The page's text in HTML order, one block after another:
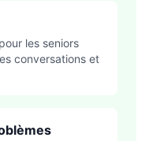
les seniors
conversations et